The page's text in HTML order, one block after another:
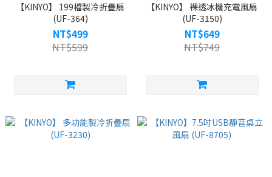
【KINYO】 199檔製冷折疊扇
(UF-364)
NT$499
NT$599
【KINYO】 裸透冰機充電風扇
(UF-3150)
NT$649
NT$749